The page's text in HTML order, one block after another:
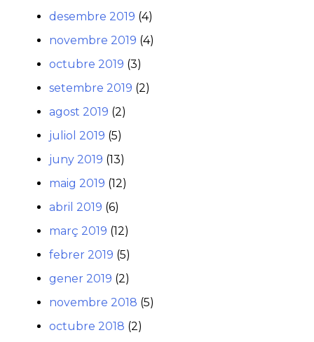
desembre 2019 (4)
novembre 2019 (4)
octubre 2019 (3)
setembre 2019 (2)
agost 2019 (2)
juliol 2019 (5)
juny 2019 (13)
maig 2019 (12)
abril 2019 (6)
març 2019 (12)
febrer 2019 (5)
gener 2019 (2)
novembre 2018 (5)
octubre 2018 (2)